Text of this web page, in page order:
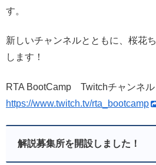
す。
新しいチャンネルとともに、桜花
します！
RTA BootCamp Twitchチャンネル
https://www.twitch.tv/rta_bootcamp
解説募集所を開設しました！